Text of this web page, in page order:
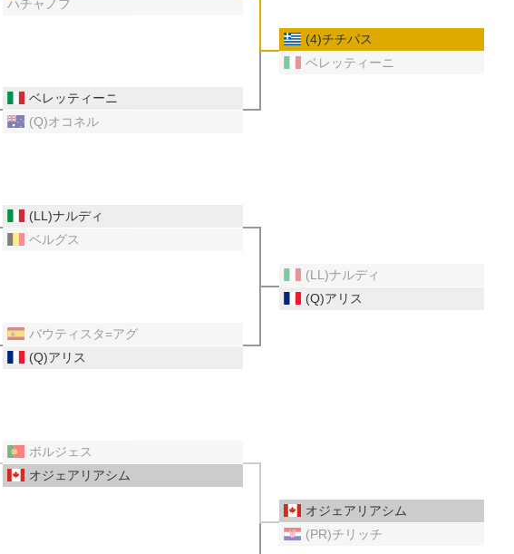
ハチャノフ
ベレッティーニ
(Q)オコネル
(LL)ナルディ
ベルグス
バウティスタ=アグ
(Q)アリス
ボルジェス
オジェアリアシム
(4)チチパス
ベレッティーニ
(LL)ナルディ
(Q)アリス
オジェアリアシム
(PR)チリッチ